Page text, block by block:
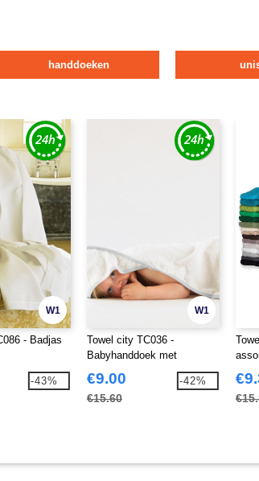
handdoeken
W1
- Badjas
-43%
W1
Towel city TC036 -
Babyhanddoek met
capuchon
€9.00
€15.60
-42%